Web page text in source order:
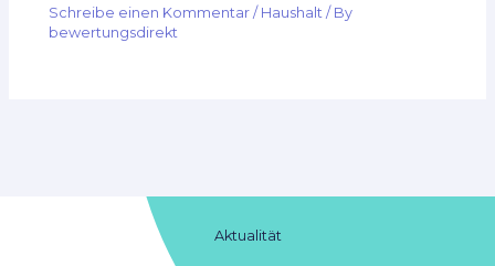
Schreibe einen Kommentar / Haushalt / By
bewertungsdirekt
Aktualität